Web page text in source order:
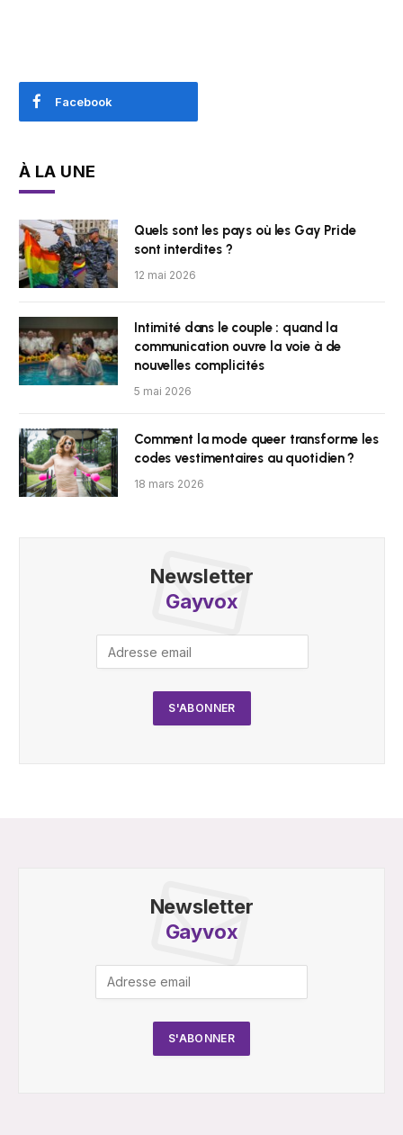
Facebook
À LA UNE
Quels sont les pays où les Gay Pride
sont interdites ?
12 mai 2026
Intimité dans le couple : quand la
communication ouvre la voie à de
nouvelles complicités
5 mai 2026
Comment la mode queer transforme les
codes vestimentaires au quotidien ?
18 mars 2026
Newsletter
Gayvox
Newsletter
Gayvox